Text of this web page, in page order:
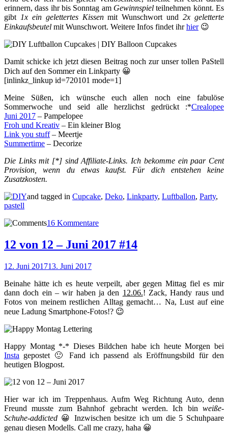
erinnern, dass ihr bis Sonntag am Gewinnspiel teilnehmen könnt. Es
gibt 1x ein gelettertes Kissenmit Wunschwort und2x geletterte
Einkaufsbeutel mit Wunschwort. Weitere Infos findet ihrhier😉
Damit schicke ich jetzt diesen Beitrag noch zur unser tollen PaStell
Dich auf den Sommer ein Linkparty 😀
[inlinkz_linkup id=720101 mode=1]
Meine Süßen, ich wünsche euch allen noch eine fabulöse
Sommerwoche und seid alle herzlichst gedrückt :*Crealopee
Juni 2017 – Pampelopee
Froh und Kreativ – Ein kleiner Blog
Link you stuff– Meertje
Summertime – Decorize
Die Links mit [*] sind Affiliate-Links. Ich bekomme ein paar Cent
Provision, wenn du etwas kaufst. Für dich entstehen keine
Zusatzkosten.
and tagged in Cupcake, Deko, Linkparty, Luftballon, Party,
pastell
16 Kommentare
12 von 12 – Juni 2017 #14
12. Juni 201713. Juni 2017
Beinahe hätte ich es heute verpeilt, aber gegen Mittag fiel es mir
dann doch ein – wir haben ja den 12.06.! Zack, Handy raus und
Fotos von meinem restlichen Alltag gemacht… Na, Lust auf eine
neue Ladung Smartphone-Fotos!? 😉
Happy Montag *-* Dieses Bildchen habe ich heute Morgen bei
Insta gepostet 🙂 Fand ich passend als Eröffnungsbild für den
heutigen Blogpost.
Hier war ich im Treppenhaus. Aufm Weg Richtung Auto, denn
Freund musste zum Bahnhof gebracht werden. Ich bin weiße-
Schuhe-addicted 😀 Inzwischen besitze ich um die 5 Schuhpaare
genau diesen Modells. Call me crazy, haha 😀